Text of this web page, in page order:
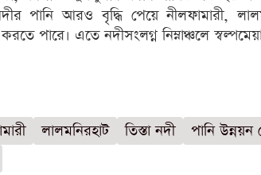
পানি আরও বৃদ্ধি পেয়ে নীলফামারী,
পারে। এতে নদীসংলগ্ন নিম্নাঞ্চলে
লালমনিরহাট তিস্তা নদী পানি উন্নয়ন